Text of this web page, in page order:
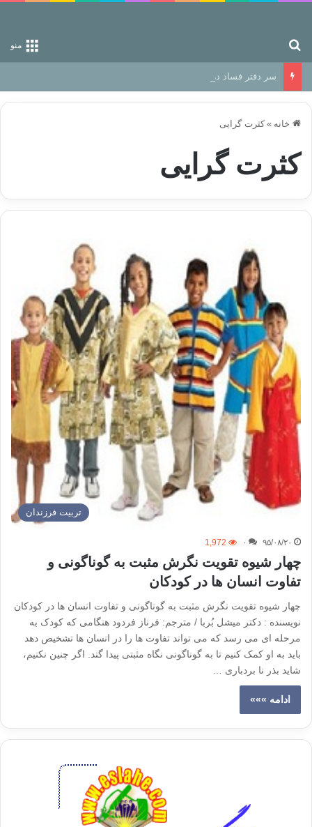
منو
سر دفتر فساد در زمین‌، دوری وکناره‌گیری از راه خداست‌!
خانه » کثرت گرایی
کثرت گرایی
تربیت فرزندان
۹۵/۰۸/۲۰ ۰ 1,972
چهار شیوه تقویت نگرش مثبت به گوناگونی و
تفاوت انسان ها در کودکان
چهار شیوه تقویت نگرش مثبت به گوناگونی و تفاوت انسان ها در کودکان
نویسنده : دکتر میشل بُربا / مترجم: فرناز فردود هنگامی که کودک به
مرحله ای می رسد که می تواند تفاوت ها را در انسان ها تشخیص دهد
باید به او کمک کنیم تا به گوناگونی نگاه مثبتی پیدا گند. اگر چنین نکنیم،
شاید بذر نا بردباری …
ادامه »»»